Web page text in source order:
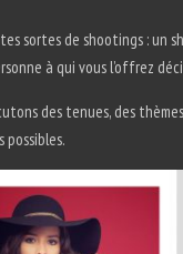
sortes de shootings :
à qui vous l’offrez
des tenues, des
possibles.